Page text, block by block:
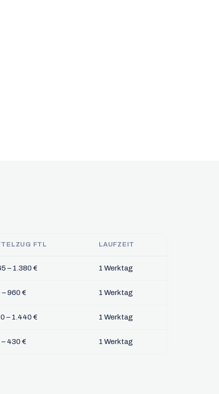
FTL LAUFZEIT
– 1.380 € 1 Werktag
960 € 1 Werktag
– 1.440 € 1 Werktag
430 € 1 Werktag